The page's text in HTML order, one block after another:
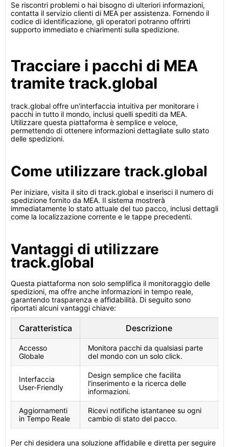
Se riscontri problemi o hai bisogno di ulteriori informazioni,
contatta il servizio clienti di MEA per assistenza. Fornendo il
codice di identificazione, gli operatori potranno offrirti
supporto immediato e chiarimenti sulla spedizione.
Tracciare i pacchi di MEA
tramite track.global
track.global offre un'interfaccia intuitiva per monitorare i
pacchi in tutto il mondo, inclusi quelli spediti da MEA.
Utilizzare questa piattaforma è semplice e veloce,
permettendo di ottenere informazioni dettagliate sullo stato
delle spedizioni.
Come utilizzare track.global
Per iniziare, visita il sito di track.global e inserisci il numero di
spedizione fornito da MEA. Il sistema mostrerà
immediatamente lo stato attuale del tuo pacco, inclusi dettagli
come la localizzazione corrente e le tappe precedenti.
Vantaggi di utilizzare
track.global
Questa piattaforma non solo semplifica il monitoraggio delle
spedizioni, ma offre anche informazioni in tempo reale,
garantendo trasparenza e affidabilità. Di seguito sono
riportati alcuni vantaggi chiave:
Caratteristica Descrizione
Accesso
Globale
Monitora pacchi da qualsiasi parte
del mondo con un solo click.
Interfaccia
User-Friendly
Design semplice che facilita
l'inserimento e la ricerca delle
informazioni.
Aggiornamenti
in Tempo Reale
Ricevi notifiche istantanee su ogni
cambio di stato del pacco.
Per chi desidera una soluzione affidabile e diretta per seguire